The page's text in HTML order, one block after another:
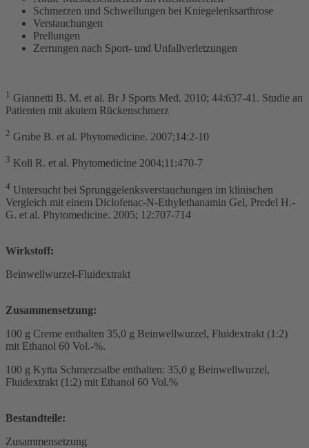
Schmerzen und Schwellungen bei Kniegelenksarthrose
Verstauchungen
Prellungen
Zerrungen nach Sport- und Unfallverletzungen
1 Giannetti B. M. et al. Br J Sports Med. 2010; 44:637-41. Studie an
Patienten mit akutem Rückenschmerz
2 Grube B. et al. Phytomedicine. 2007;14:2-10
3 Koll R. et al. Phytomedicine 2004;11:470-7
4 Untersucht bei Sprunggelenksverstauchungen im klinischen
Vergleich mit einem Diclofenac-N-Ethylethanamin Gel, Predel H.-
G. et al. Phytomedicine. 2005; 12:707-714
Wirkstoff:
Beinwellwurzel-Fluidextrakt
Zusammensetzung:
100 g Creme enthalten 35,0 g Beinwellwurzel, Fluidextrakt (1:2)
mit Ethanol 60 Vol.-%.
100 g Kytta Schmerzsalbe enthalten: 35,0 g Beinwellwurzel,
Fluidextrakt (1:2) mit Ethanol 60 Vol.%
Bestandteile:
Zusammensetzung